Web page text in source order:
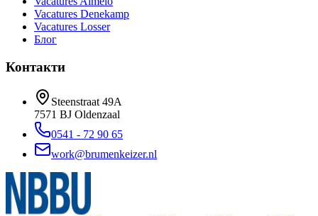
Vacatures Denekamp
Vacatures Losser
Блог
Контакти
Steenstraat 49A
7571 BJ Oldenzaal
0541 - 72 90 65
work@brumenkeizer.nl